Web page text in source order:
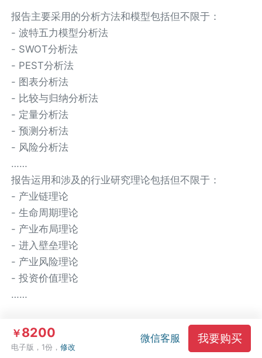
报告主要采用的分析方法和模型包括但不限于：
- 波特五力模型分析法
- SWOT分析法
- PEST分析法
- 图表分析法
- 比较与归纳分析法
- 定量分析法
- 预测分析法
- 风险分析法
……
报告运用和涉及的行业研究理论包括但不限于：
- 产业链理论
- 生命周期理论
- 产业布局理论
- 进入壁垒理论
- 产业风险理论
- 投资价值理论
……
数据来源
￥8200
电子版，1份，修改
微信客服 我要购买